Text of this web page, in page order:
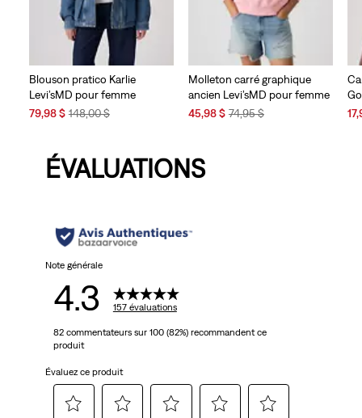
Blouson pratico Karlie
Levi’sMD pour femme
Sale
79,98 $Original
148,00 $
Molleton carré graphique
ancien Levi’sMD pour femme
Sale
45,98 $ Original
74,95 $
ÉVALUATIONS
Note générale
4.3 157 évaluations
82 commentateurs sur 100 (82%) recommandent ce
produit
Évaluez ce produit